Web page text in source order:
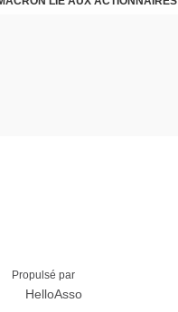
Propulsé par
HelloAsso